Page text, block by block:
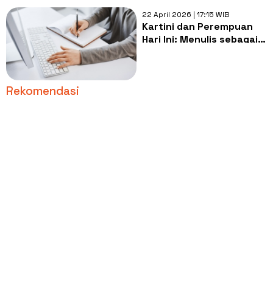
22 April 2026 | 17:15 WIB
Kartini dan Perempuan
Hari Ini: Menulis sebagai
Rekomendasi